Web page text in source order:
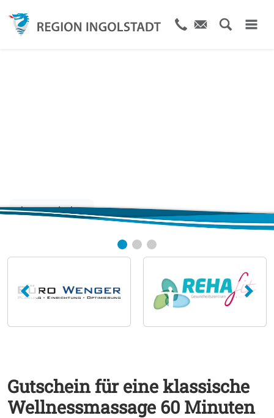
Jetzt entdecken
Gutschein für eine klassische
Wellnessmassage 60 Minuten